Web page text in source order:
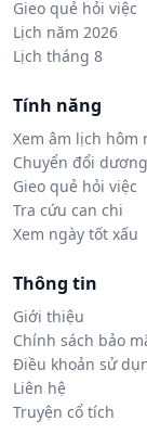
Gieo quẻ hỏi việc
Lịch năm 2026
Lịch tháng 8
Tính năng
Xem âm lịch hôm
Chuyển đổi
Gieo quẻ hỏi việc
Tra cứu can chi
Xem ngày tốt xấu
Thông tin
Giới thiệu
Chính sách bảo
Điều khoản sử
Liên hệ
Truyện cổ tích